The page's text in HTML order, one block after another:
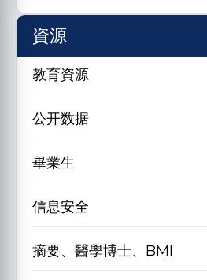
資源
教育資源
公开数据
畢業生
信息安全
摘要、醫學博士、BMI